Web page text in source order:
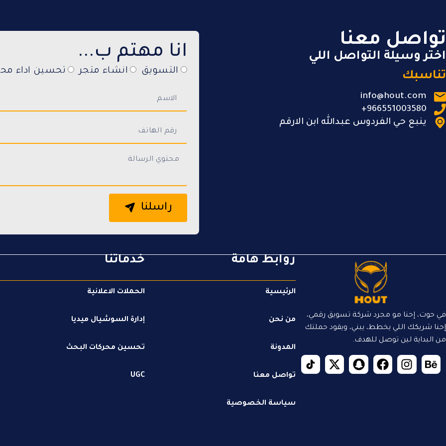
تواصل معنا
اختر وسيلة التواصل اللي
تناسبك
info@hout.com
966551003580+
ينبع حي الفردوس عبدالله ابن الارقم
انا مهتم ب...
التسويق انشاء متجر تحسين اداء
راسلنا
في حوت، إحنا مو مجرد شركة تسويق رقمي،
إحنا شريكك اللي يخطط، يبني، ويقود حملتك
من البداية لين توصل للهدف.
روابط هامة
الرئيسية
من نحن
المدونة
تواصل معنا
سياسة الخصوصية
خدماتنا
الحملات الاعلانية
إدارة السوشيال ميديا​
تحسين محركات البحث
UGC